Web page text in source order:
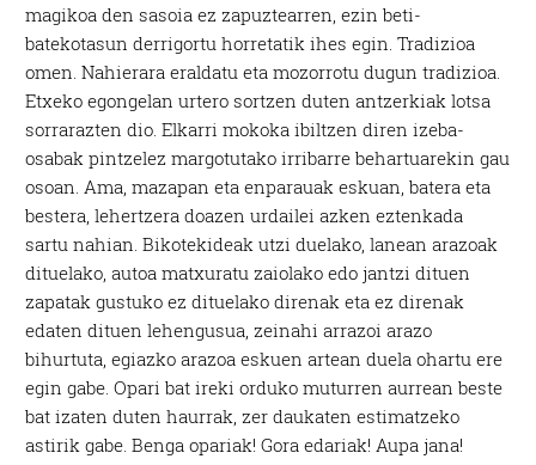
magikoa den sasoia ez zapuztearren, ezin beti-
batekotasun derrigortu horretatik ihes egin. Tradizioa
omen. Nahierara eraldatu eta mozorrotu dugun tradizioa.
Etxeko egongelan urtero sortzen duten antzerkiak lotsa
sorrarazten dio. Elkarri mokoka ibiltzen diren izeba-
osabak pintzelez margotutako irribarre behartuarekin gau
osoan. Ama, mazapan eta enparauak eskuan, batera eta
bestera, lehertzera doazen urdailei azken eztenkada
sartu nahian. Bikotekideak utzi duelako, lanean arazoak
dituelako, autoa matxuratu zaiolako edo jantzi dituen
zapatak gustuko ez dituelako direnak eta ez direnak
edaten dituen lehengusua, zeinahi arrazoi arazo
bihurtuta, egiazko arazoa eskuen artean duela ohartu ere
egin gabe. Opari bat ireki orduko muturren aurrean beste
bat izaten duten haurrak, zer daukaten estimatzeko
astirik gabe. Benga opariak! Gora edariak! Aupa jana!